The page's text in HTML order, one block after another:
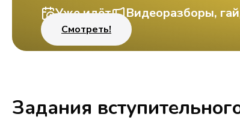
Уже идёт Видеоразборы,
Смотреть!
Задания